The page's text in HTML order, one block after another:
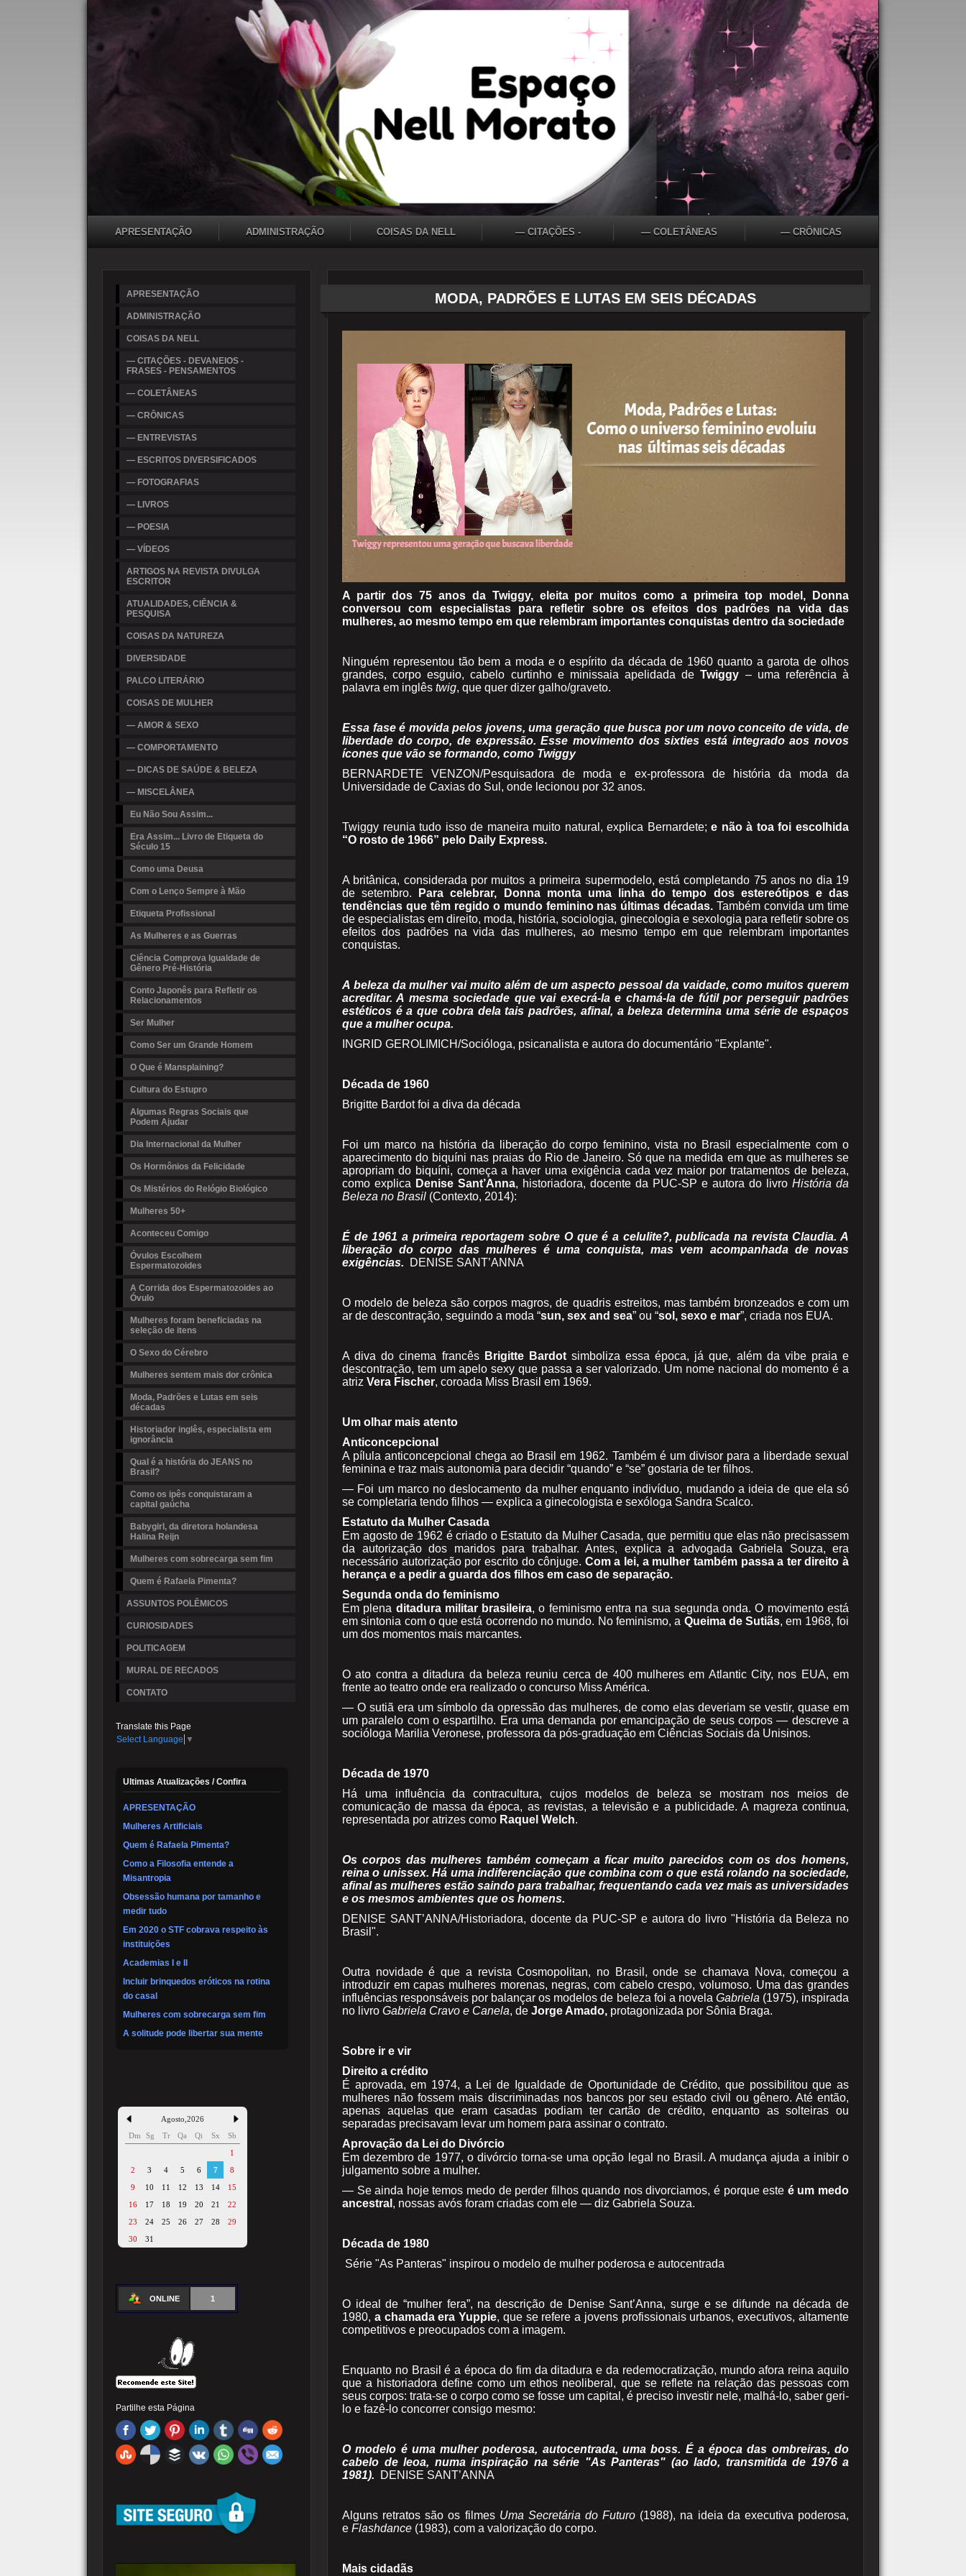
APRESENTAÇÃO ADMINISTRAÇÃO COISAS DA NELL
— CITAÇÕES -
- PENSAMENTOS
— COLETÂNEAS — CRÔNICAS
APRESENTAÇÃO
ADMINISTRAÇÃO
COISAS DA NELL
— CITAÇÕES - DEVANEIOS -
FRASES - PENSAMENTOS
— COLETÂNEAS
— CRÔNICAS
— ENTREVISTAS
— ESCRITOS DIVERSIFICADOS
— FOTOGRAFIAS
— LIVROS
— POESIA
— VÍDEOS
ARTIGOS NA REVISTA DIVULGA
ESCRITOR
ATUALIDADES, CIÊNCIA &
PESQUISA
COISAS DA NATUREZA
DIVERSIDADE
PALCO LITERÁRIO
COISAS DE MULHER
— AMOR & SEXO
— COMPORTAMENTO
— DICAS DE SAÚDE & BELEZA
— MISCELÂNEA
Eu Não Sou Assim...
Era Assim... Livro de Etiqueta do
Século 15
Como uma Deusa
Com o Lenço Sempre à Mão
Etiqueta Profissional
As Mulheres e as Guerras
Ciência Comprova Igualdade de
Gênero Pré-História
Conto Japonês para Refletir os
Relacionamentos
Ser Mulher
Como Ser um Grande Homem
O Que é Mansplaining?
Cultura do Estupro
Algumas Regras Sociais que
Podem Ajudar
Dia Internacional da Mulher
Os Hormônios da Felicidade
Os Mistérios do Relógio Biológico
Mulheres 50+
Aconteceu Comigo
Óvulos Escolhem
Espermatozoides
A Corrida dos Espermatozoides ao
Óvulo
Mulheres foram beneficiadas na
seleção de itens
O Sexo do Cérebro
Mulheres sentem mais dor crônica
Moda, Padrões e Lutas em seis
décadas
Historiador inglês, especialista em
ignorância
Qual é a história do JEANS no
Brasil?
Como os ipês conquistaram a
capital gaúcha
Babygirl, da diretora holandesa
Halina Reijn
Mulheres com sobrecarga sem fim
Quem é Rafaela Pimenta?
ASSUNTOS POLÊMICOS
CURIOSIDADES
POLITICAGEM
MURAL DE RECADOS
CONTATO
Translate this Page
Select Language ▼
Ultimas Atualizações / Confira
APRESENTAÇÃO
Mulheres Artificiais
Quem é Rafaela Pimenta?
Como a Filosofia entende a
Misantropia
Obsessão humana por tamanho e
medir tudo
Em 2020 o STF cobrava respeito às
instituições
Academias I e II
Incluir brinquedos eróticos na rotina
do casal
Mulheres com sobrecarga sem fim
A solitude pode libertar sua mente
Agosto 2026
Dm
Sg Tr Qa Qi Sx
Sb
1
2
3 4 5 6 7
8
9
10 11 12 13 14
15
16
17 18 19 20 21
22
23
24 25 26 27 28
29
30
31
ONLINE 1
Partilhe esta Página
MODA, PADRÕES E LUTAS EM SEIS DÉCADAS
A partir dos 75 anos da Twiggy, eleita por muitos como a primeira top model, Donna
conversou com especialistas para refletir sobre os efeitos dos padrões na vida das
mulheres, ao mesmo tempo em que relembram importantes conquistas dentro da sociedade
Ninguém representou tão bem a moda e o espírito da década de 1960 quanto a garota de olhos
grandes, corpo esguio, cabelo curtinho e minissaia apelidada deTwiggy – uma referência à
palavra em inglês twig, que quer dizer galho/graveto.
Essa fase é movida pelos jovens, uma geração que busca por um novo conceito de vida, de
liberdade do corpo, de expressão. Esse movimento dos sixties está integrado aos novos
ícones que vão se formando, como Twiggy
BERNARDETE VENZON/Pesquisadora de moda e ex-professora de história da moda da
Universidade de Caxias do Sul, onde lecionou por 32 anos.
Twiggy reunia tudo isso de maneira muito natural, explica Bernardete;e não à toa foi escolhida
“O rosto de 1966” pelo Daily Express.
A britânica, considerada por muitos a primeira supermodelo, está completando 75 anos no dia 19
de setembro.
Para celebrar, Donna monta uma linha do tempo dos estereótipos e das
tendências que têm regido o mundo feminino nas últimas décadas.Também convida um time
de especialistas em direito, moda, história, sociologia, ginecologia e sexologia para refletir sobre os
efeitos dos padrões na vida das mulheres, ao mesmo tempo em que relembram importantes
conquistas.
A beleza da mulher vai muito além de um aspecto pessoal da vaidade, como muitos querem
acreditar. A mesma sociedade que vai execrá-la e chamá-la de fútil por perseguir padrões
estéticos é a que cobra dela tais padrões, afinal, a beleza determina uma série de espaços
que a mulher ocupa.
INGRID GEROLIMICH/Socióloga, psicanalista e autora do documentário "Explante".
Década de 1960
Brigitte Bardot foi a diva da década
Foi um marco na história da liberação do corpo feminino, vista no Brasil especialmente com o
aparecimento do biquíni nas praias do Rio de Janeiro. Só que na medida em que as mulheres se
apropriam do biquíni, começa a haver uma exigência cada vez maior por tratamentos de beleza,
como explica Denise Sant’Anna, historiadora, docente da PUC-SP e autora do livro História da
Beleza no Brasil (Contexto, 2014):
É de 1961 a primeira reportagem sobre O que é a celulite?, publicada na revista Claudia. A
liberação do corpo das mulheres é uma conquista, mas vem acompanhada de novas
exigências.
DENISE SANT’ANNA
O modelo de beleza são corpos magros, de quadris estreitos, mas também bronzeados e com um
ar de descontração, seguindo a moda “sun, sex and sea” ou “sol, sexo e mar”, criada nos EUA.
A diva do cinema francês Brigitte Bardotsimboliza essa época, já que, além da vibe praia e
descontração, tem um apelo sexy que passa a ser valorizado. Um nome nacional do momento é a
atriz Vera Fischer, coroada Miss Brasil em 1969.
Um olhar mais atento
Anticoncepcional
A pílula anticoncepcional chega ao Brasil em 1962. Também é um divisor para a liberdade sexual
feminina e traz mais autonomia para decidir “quando” e “se” gostaria de ter filhos.
— Foi um marco no deslocamento da mulher enquanto indivíduo, mudando a ideia de que ela só
se completaria tendo filhos — explica a ginecologista e sexóloga Sandra Scalco.
Estatuto da Mulher Casada
Em agosto de 1962 é criado o Estatuto da Mulher Casada, que permitiu que elas não precisassem
da autorização dos maridos para trabalhar. Antes, explica a advogada Gabriela Souza, era
necessário autorização por escrito do cônjuge. Com a lei, a mulher também passa a ter direito à
herança e a pedir a guarda dos filhos em caso de separação.
Segunda onda do feminismo
Em plena ditadura militar brasileira, o feminismo entra na sua segunda onda. O movimento está
em sintonia com o que está ocorrendo no mundo. No feminismo, a Queima de Sutiãs, em 1968, foi
um dos momentos mais marcantes.
O ato contra a ditadura da beleza reuniu cerca de 400 mulheres em Atlantic City, nos EUA, em
frente ao teatro onde era realizado o concurso Miss América.
— O sutiã era um símbolo da opressão das mulheres, de como elas deveriam se vestir, quase em
um paralelo com o espartilho. Era uma demanda por emancipação de seus corpos — descreve a
socióloga Marilia Veronese, professora da pós-graduação em Ciências Sociais da Unisinos.
Década de 1970
Há uma influência da contracultura, cujos modelos de beleza se mostram nos meios de
comunicação de massa da época, as revistas, a televisão e a publicidade. A magreza continua,
representada por atrizes como Raquel Welch.
Os corpos das mulheres também começam a ficar muito parecidos com os dos homens,
reina o unissex. Há uma indiferenciação que combina com o que está rolando na sociedade,
afinal as mulheres estão saindo para trabalhar, frequentando cada vez mais as universidades
e os mesmos ambientes que os homens.
DENISE SANT’ANNA/Historiadora, docente da PUC-SP e autora do livro "História da Beleza no
Brasil".
Outra novidade é que a revista Cosmopolitan, no Brasil, onde se chamava Nova, começou a
introduzir em capas mulheres morenas, negras, com cabelo crespo, volumoso. Uma das grandes
influências responsáveis por balançar os modelos de beleza foi a novela Gabriela (1975), inspirada
no livro Gabriela Cravo e Canela, de Jorge Amado, protagonizada por Sônia Braga.
Sobre ir e vir
Direito a crédito
É aprovada, em 1974, a Lei de Igualdade de Oportunidade de Crédito, que possibilitou que as
mulheres não fossem mais discriminadas nos bancos por seu estado civil ou gênero. Até então,
apenas aquelas que eram casadas podiam ter cartão de crédito, enquanto as solteiras ou
separadas precisavam levar um homem para assinar o contrato.
Aprovação da Lei do Divórcio
Em dezembro de 1977, o divórcio torna-se uma opção legal no Brasil. A mudança ajuda a inibir o
julgamento sobre a mulher.
— Se ainda hoje temos medo de perder filhos quando nos divorciamos, é porque este é um medo
ancestral , nossas avós foram criadas com ele — diz Gabriela Souza.
Década de 1980
Série "As Panteras" inspirou o modelo de mulher poderosa e autocentrada
O ideal de “mulher fera”, na descrição de Denise Sant’Anna, surge e se difunde na década de
1980, a chamada era Yuppie, que se refere a jovens profissionais urbanos, executivos, altamente
competitivos e preocupados com a imagem.
Enquanto no Brasil é a época do fim da ditadura e da redemocratização, mundo afora reina aquilo
que a historiadora define como um ethos neoliberal, que se reflete na relação das pessoas com
seus corpos: trata-se o corpo como se fosse um capital, é preciso investir nele, malhá-lo, saber geri-
lo e fazê-lo concorrer consigo mesmo:
O modelo é uma mulher poderosa, autocentrada, uma boss. É a época das ombreiras, do
cabelo de leoa, numa inspiração na série "As Panteras" (ao lado, transmitida de 1976 a
1981).
DENISE SANT’ANNA
Alguns retratos são os filmes Uma Secretária do Futuro (1988), na ideia da executiva poderosa,
e Flashdance (1983), com a valorização do corpo.
Mais cidadãs